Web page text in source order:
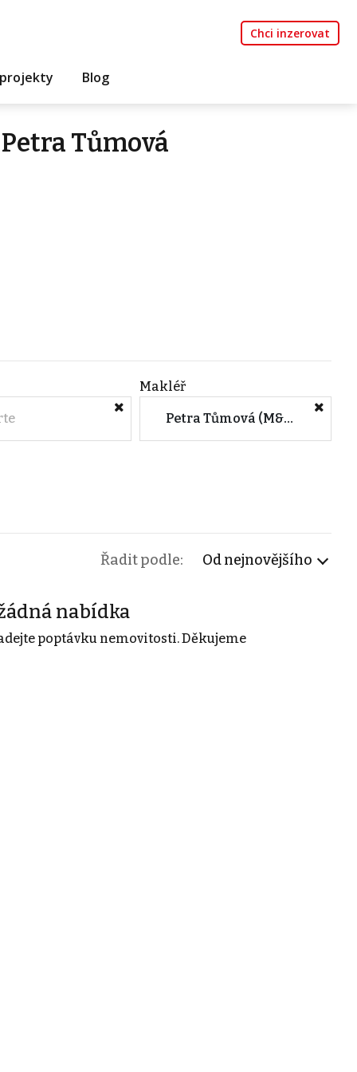
Chci inzerovat
Blog
Tůmová
Makléř
Petra Tůmová (M&M reality)
Řadit podle: Od nejnovějšího
nabídka
poptávku nemovitosti. Děkujeme